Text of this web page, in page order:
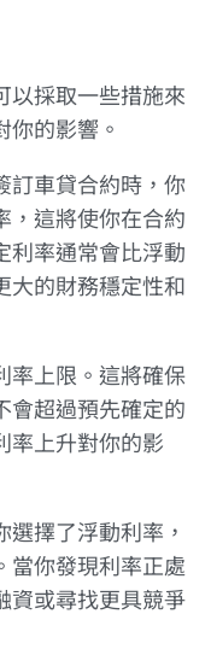
以採取一些措施來
的影響。
訂車貸合約時，你
，這將使你在合約
利率通常會比浮動
大的財務穩定性和
率上限。這將確保
會超過預先確定的
率上升對你的影
擇了浮動利率，
當你發現利率正處
資或尋找更具競爭